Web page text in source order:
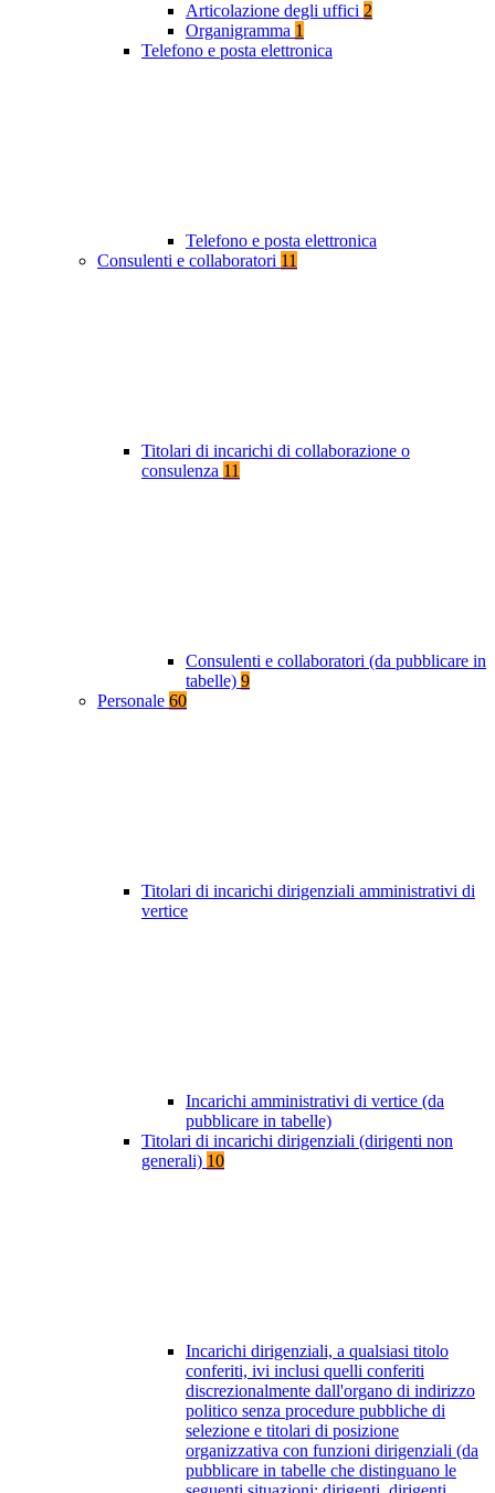
Articolazione degli uffici 2
Organigramma 1
Telefono e posta elettronica
Telefono e posta elettronica
Consulenti e collaboratori 11
Titolari di incarichi di collaborazione o
consulenza 11
Consulenti e collaboratori (da pubblicare in
tabelle) 9
Personale 60
Titolari di incarichi dirigenziali amministrativi di
vertice
Incarichi amministrativi di vertice (da
pubblicare in tabelle)
Titolari di incarichi dirigenziali (dirigenti non
generali) 10
Incarichi dirigenziali, a qualsiasi titolo
conferiti, ivi inclusi quelli conferiti
discrezionalmente dall'organo di indirizzo
politico senza procedure pubbliche di
selezione e titolari di posizione
organizzativa con funzioni dirigenziali (da
pubblicare in tabelle che distinguano le